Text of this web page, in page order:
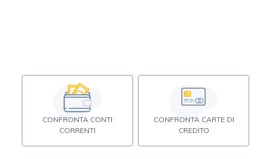
CONFRONTA CONTI
CORRENTI
CONFRONTA CARTE DI
CREDITO